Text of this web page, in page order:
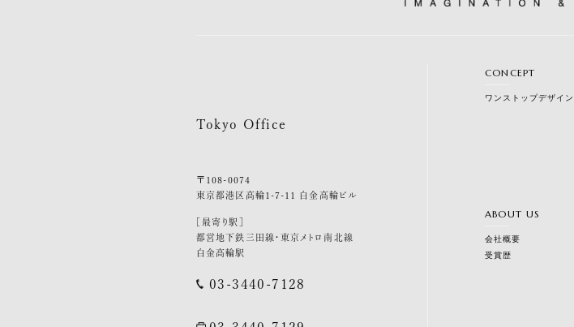
Tokyo Office
〒108-0074
東京都港区高輪1-7-11 白金高輪ビル
［最寄り駅］
都営地下鉄三田線・東京メトロ南北線
白金高輪駅
03-3440-7128
CONCEPT
ワンストップデザイン
ABOUT US
会社概要
受賞歴